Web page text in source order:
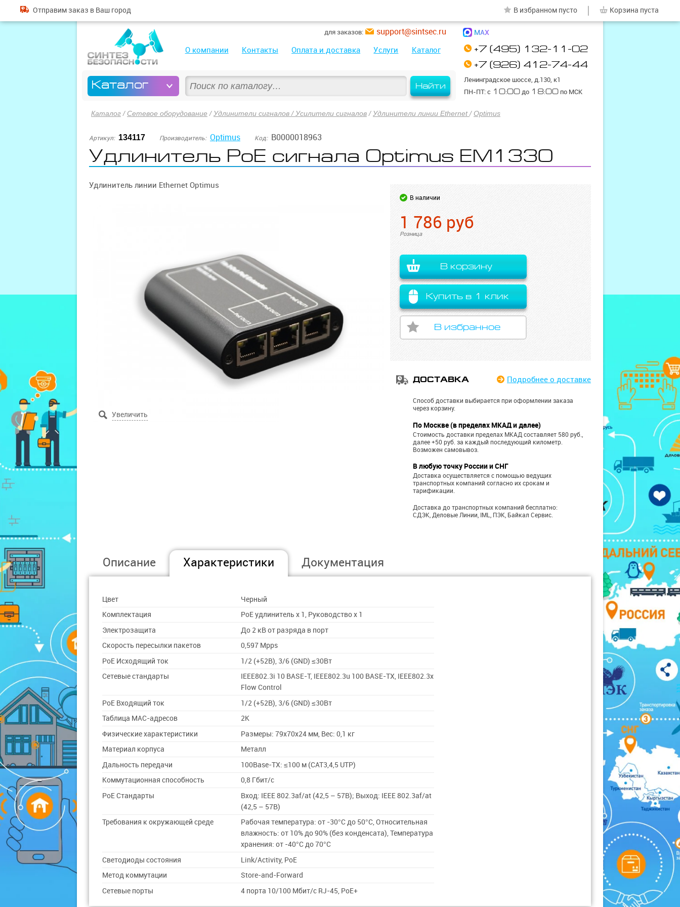
Найти
О компании Контакты Оплата и доставка Услуги Каталог
Каталог
+7 (495) 132-11-02
+7 (926) 412-74-44
Ленинградское шоссе, д.130, к1
ПН-ПТ: с 10:00 до 18:00 по МСК
для заказов: support@sintsec.ru MAX
Отправим заказ в Ваш город В избранном пусто Корзина пуста
Каталог / Сетевое оборудование / Удлинители сигналов / Усилители сигналов / Удлинители линии Ethernet/ Optimus
Артикул: 134117 Производитель: Optimus Код: В0000018963
Удлинитель PoE сигнала Optimus EM1330
Удлинитель линии Ethernet Optimus
В наличии
1 786 руб
Розница
В корзину
Купить в 1 клик
В избранное
ДОСТАВКА Подробнее о доставке
Способ доставки выбирается при оформлении заказа
через корзину.
По Москве (в пределах МКАД и далее)
Стоимость доставки пределах МКАД составляет 580 руб.,
далее +50 руб. за каждый последующий километр.
Возможен самовывоз.
В любую точку России и СНГ
Доставка осуществляется с помощью ведущих
транспортных компаний согласно их срокам и
тарификации.
Доставка до транспортных компаний бесплатно:
СДЭК, Деловые Линии, IML, ПЭК, Байкал Сервис.
Описание Характеристики Документация
Цвет
Черный
Комплектация
PoE удлинитель х 1, Руководство х 1
Электрозащита
До 2 кВ от разряда в порт
Скорость пересылки пакетов
0,597 Mpps
PoE Исходящий ток
1/2 (+52В), 3/6 (GND) ≤30Вт
Сетевые стандарты
IEEE802.3i 10 BASE-T, IEEE802.3u 100 BASE-TX, IEEE802.3x
Flow Control
PoE Входящий ток
1/2 (+52В), 3/6 (GND) ≤30Вт
Таблица MAC-адресов
2K
Физические характеристики
Размеры: 79х70х24 мм, Вес: 0,1 кг
Материал корпуса
Металл
Дальность передачи
100Base-TX: ≤100 м (CAT3,4,5 UTP)
Коммутационная способность
0,8 Гбит/с
PoE Стандарты
Вход: IEEE 802.3af/at (42,5 – 57В); Выход: IEEE 802.3af/at
(42,5 – 57В)
Требования к окружающей среде
Рабочая температура: от -30°C до 50°C, Относительная
влажность: от 10% до 90% (без конденсата), Температура
хранения: от -40°C до 70°C
Светодиоды состояния
Link/Activity, PoE
Метод коммутации
Store-and-Forward
Сетевые порты
4 порта 10/100 Мбит/с RJ-45, PoE+